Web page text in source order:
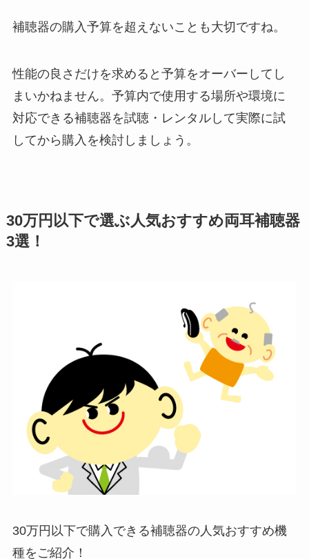
補聴器の購入予算を超えないことも大切ですね。
性能の良さだけを求めると予算をオーバーしてし
まいかねません。予算内で使用する場所や環境に
対応できる補聴器を試聴・レンタルして実際に試
してから購入を検討しましょう。
30万円以下で選ぶ人気おすすめ両耳補聴器
3選！
30万円以下で購入できる補聴器の人気おすすめ機
種をご紹介！